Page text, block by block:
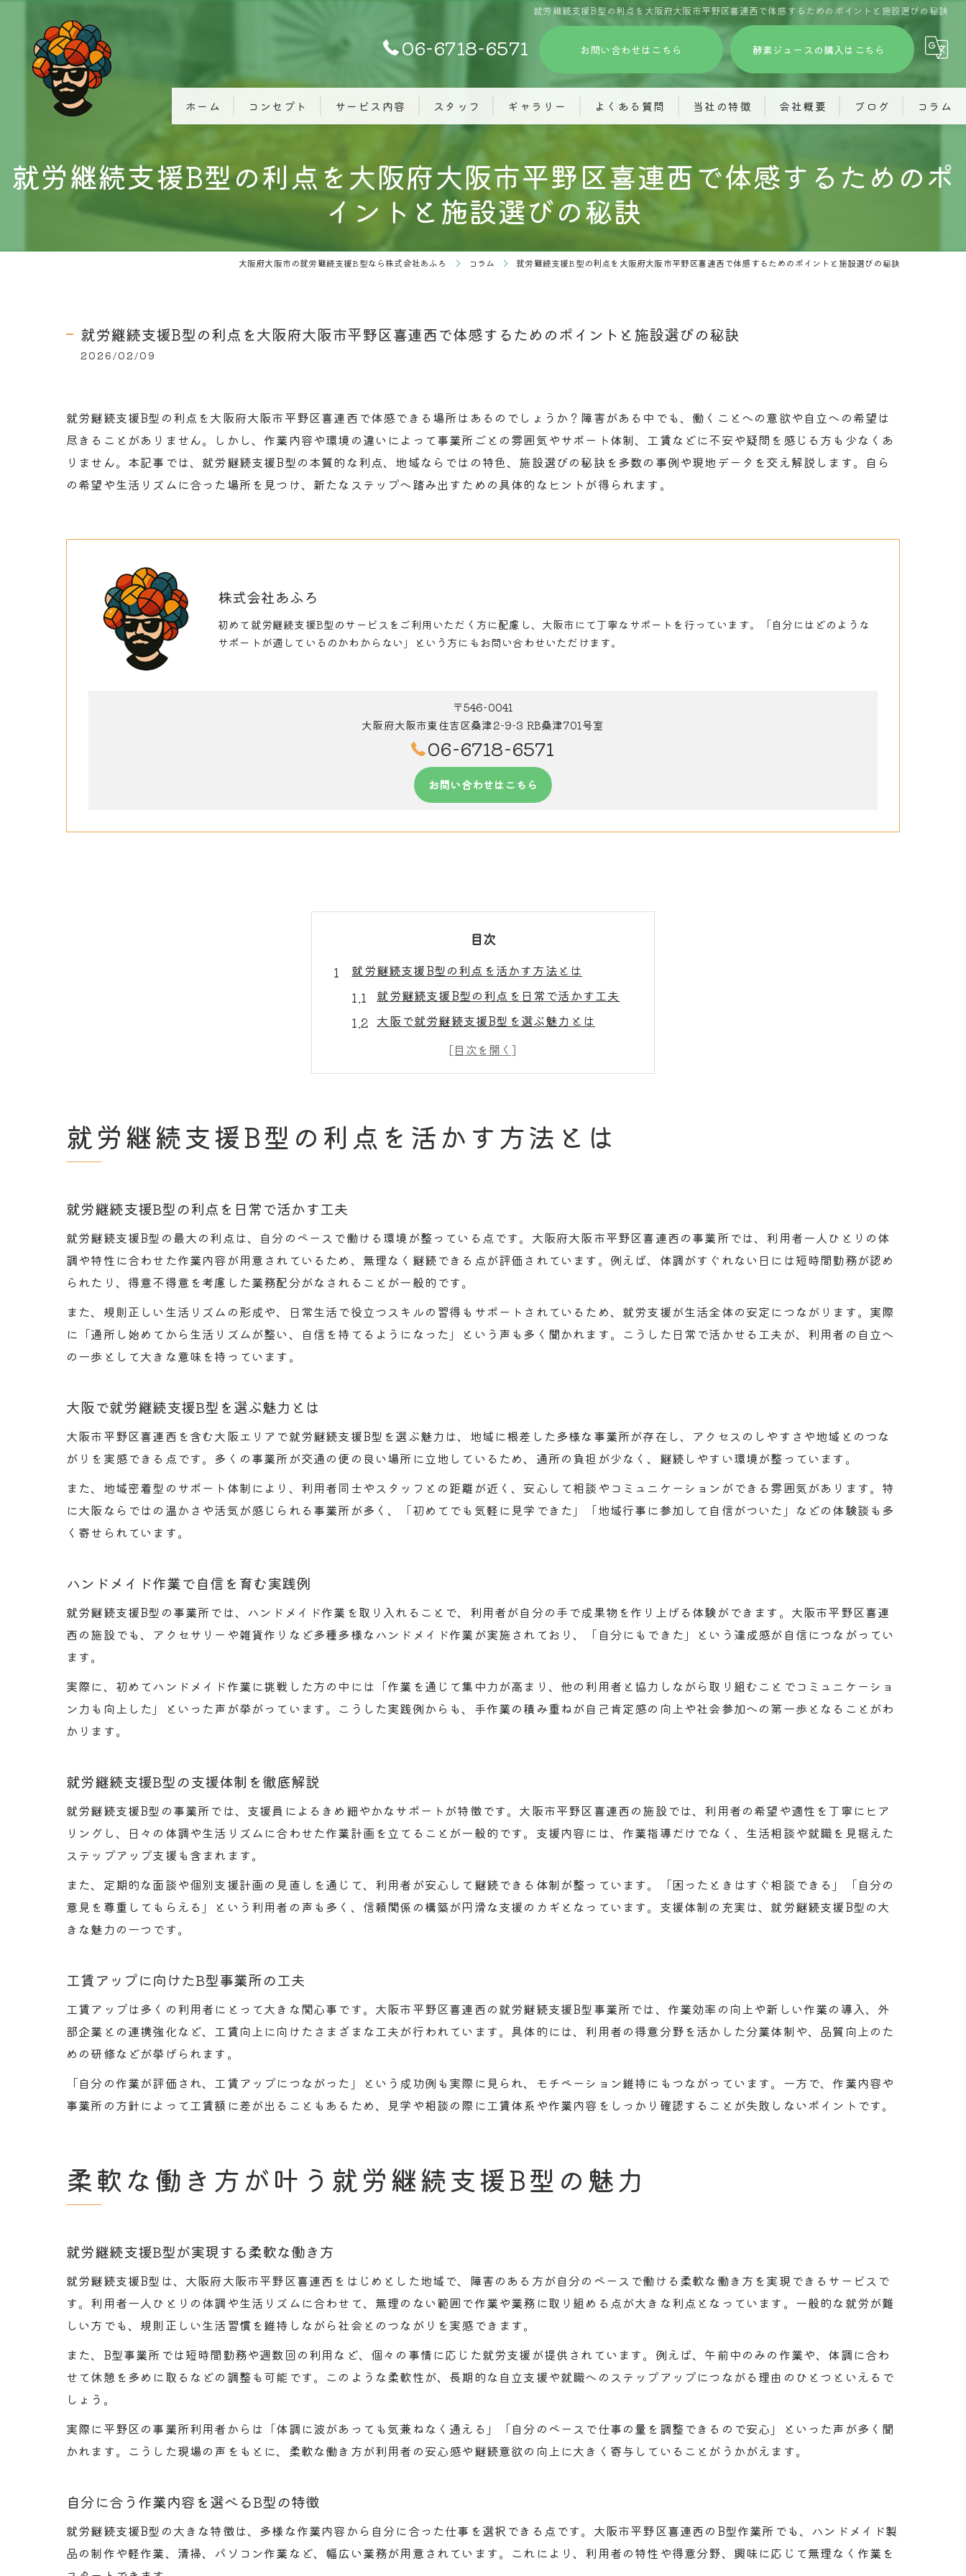
就労継続支援B型の利点を大阪府大阪市平野区喜連西で体感するためのポイントと施設選びの秘訣
06-6718-6571 お問い合わせはこちら 酵素ジュースの購入はこちら
ホーム コンセプト サービス内容 スタッフ ギャラリー よくある質問 当社の特徴
グループホーム
精神障がい
会社概要
就労継続支援あふろ
株式会社JIMOTO
ブログ コラム
就労継続支援B型の利点を大阪府大阪市平野区喜連西で体感するためのポ
イントと施設選びの秘訣
大阪府大阪市の就労継続支援B型なら株式会社あふろ コラム 就労継続支援B型の利点を大阪府大阪市平野区喜連西で体感するためのポイントと施設選びの秘訣
就労継続支援B型の利点を大阪府大阪市平野区喜連西で体感するためのポイントと施設選びの秘訣
2026/02/09
就労継続支援B型の利点を大阪府大阪市平野区喜連西で体感できる場所はあるのでしょうか？障害がある中でも、働くことへの意欲や自立への希望は
尽きることがありません。しかし、作業内容や環境の違いによって事業所ごとの雰囲気やサポート体制、工賃などに不安や疑問を感じる方も少なくあ
りません。本記事では、就労継続支援B型の本質的な利点、地域ならではの特色、施設選びの秘訣を多数の事例や現地データを交え解説します。自ら
の希望や生活リズムに合った場所を見つけ、新たなステップへ踏み出すための具体的なヒントが得られます。
株式会社あふろ
初めて就労継続支援B型のサービスをご利用いただく方に配慮し、大阪市にて丁寧なサポートを行っています。「自分にはどのような
サポートが適しているのかわからない」という方にもお問い合わせいただけます。
〒546-0041
大阪府大阪市東住吉区桑津2-9-3 RB桑津701号室
06-6718-6571
お問い合わせはこちら
目次
就労継続支援B型の利点を活かす方法とは
就労継続支援B型の利点を日常で活かす工夫
大阪で就労継続支援B型を選ぶ魅力とは
ハンドメイド作業で自信を育む実践例
就労継続支援B型の支援体制を徹底解説
柔軟な働き方が叶う就労継続支援B型の魅力
就労継続支援B型が実現する柔軟な働き方
大阪市のB型作業所で得られる安心感
平野区で就労継続支援B型を選ぶ際のポイント
就労継続支援B型の見学時に確認すべき点
ハンドメイド作業が充実するB型事業所の魅力
自分の得意を活かすための事業所選び
高工賃を目指すための事業所選びポイント
企業連携が工賃向上に繋がる理由を解説
安心して通うための事業所選び実践術
就労継続支援B型の利点を活かす方法とは
就労継続支援B型の利点を日常で活かす工夫
就労継続支援B型の最大の利点は、自分のペースで働ける環境が整っている点です。大阪府大阪市平野区喜連西の事業所では、利用者一人ひとりの体
調や特性に合わせた作業内容が用意されているため、無理なく継続できる点が評価されています。例えば、体調がすぐれない日には短時間勤務が認め
られたり、得意不得意を考慮した業務配分がなされることが一般的です。
また、規則正しい生活リズムの形成や、日常生活で役立つスキルの習得もサポートされているため、就労支援が生活全体の安定につながります。実際
に「通所し始めてから生活リズムが整い、自信を持てるようになった」という声も多く聞かれます。こうした日常で活かせる工夫が、利用者の自立へ
の一歩として大きな意味を持っています。
大阪で就労継続支援B型を選ぶ魅力とは
大阪市平野区喜連西を含む大阪エリアで就労継続支援B型を選ぶ魅力は、地域に根差した多様な事業所が存在し、アクセスのしやすさや地域とのつな
がりを実感できる点です。多くの事業所が交通の便の良い場所に立地しているため、通所の負担が少なく、継続しやすい環境が整っています。
また、地域密着型のサポート体制により、利用者同士やスタッフとの距離が近く、安心して相談やコミュニケーションができる雰囲気があります。特
に大阪ならではの温かさや活気が感じられる事業所が多く、「初めてでも気軽に見学できた」「地域行事に参加して自信がついた」などの体験談も多
く寄せられています。
ハンドメイド作業で自信を育む実践例
就労継続支援B型の事業所では、ハンドメイド作業を取り入れることで、利用者が自分の手で成果物を作り上げる体験ができます。大阪市平野区喜連
西の施設でも、アクセサリーや雑貨作りなど多種多様なハンドメイド作業が実施されており、「自分にもできた」という達成感が自信につながってい
ます。
実際に、初めてハンドメイド作業に挑戦した方の中には「作業を通じて集中力が高まり、他の利用者と協力しながら取り組むことでコミュニケーショ
ン力も向上した」といった声が挙がっています。こうした実践例からも、手作業の積み重ねが自己肯定感の向上や社会参加への第一歩となることがわ
かります。
就労継続支援B型の支援体制を徹底解説
就労継続支援B型の事業所では、支援員によるきめ細やかなサポートが特徴です。大阪市平野区喜連西の施設では、利用者の希望や適性を丁寧にヒア
リングし、日々の体調や生活リズムに合わせた作業計画を立てることが一般的です。支援内容には、作業指導だけでなく、生活相談や就職を見据えた
ステップアップ支援も含まれます。
また、定期的な面談や個別支援計画の見直しを通じて、利用者が安心して継続できる体制が整っています。「困ったときはすぐ相談できる」「自分の
意見を尊重してもらえる」という利用者の声も多く、信頼関係の構築が円滑な支援のカギとなっています。支援体制の充実は、就労継続支援B型の大
きな魅力の一つです。
工賃アップに向けたB型事業所の工夫
工賃アップは多くの利用者にとって大きな関心事です。大阪市平野区喜連西の就労継続支援B型事業所では、作業効率の向上や新しい作業の導入、外
部企業との連携強化など、工賃向上に向けたさまざまな工夫が行われています。具体的には、利用者の得意分野を活かした分業体制や、品質向上のた
めの研修などが挙げられます。
「自分の作業が評価され、工賃アップにつながった」という成功例も実際に見られ、モチベーション維持にもつながっています。一方で、作業内容や
事業所の方針によって工賃額に差が出ることもあるため、見学や相談の際に工賃体系や作業内容をしっかり確認することが失敗しないポイントです。
柔軟な働き方が叶う就労継続支援B型の魅力
就労継続支援B型が実現する柔軟な働き方
就労継続支援B型は、大阪府大阪市平野区喜連西をはじめとした地域で、障害のある方が自分のペースで働ける柔軟な働き方を実現できるサービスで
す。利用者一人ひとりの体調や生活リズムに合わせて、無理のない範囲で作業や業務に取り組める点が大きな利点となっています。一般的な就労が難
しい方でも、規則正しい生活習慣を維持しながら社会とのつながりを実感できます。
また、B型事業所では短時間勤務や週数回の利用など、個々の事情に応じた就労支援が提供されています。例えば、午前中のみの作業や、体調に合わ
せて休憩を多めに取るなどの調整も可能です。このような柔軟性が、長期的な自立支援や就職へのステップアップにつながる理由のひとつといえるで
しょう。
実際に平野区の事業所利用者からは「体調に波があっても気兼ねなく通える」「自分のペースで仕事の量を調整できるので安心」といった声が多く聞
かれます。こうした現場の声をもとに、柔軟な働き方が利用者の安心感や継続意欲の向上に大きく寄与していることがうかがえます。
自分に合う作業内容を選べるB型の特徴
就労継続支援B型の大きな特徴は、多様な作業内容から自分に合った仕事を選択できる点です。大阪市平野区喜連西のB型作業所でも、ハンドメイド製
品の制作や軽作業、清掃、パソコン作業など、幅広い業務が用意されています。これにより、利用者の特性や得意分野、興味に応じて無理なく作業を
お問い合わせはこちら
お問い合わせはこちら